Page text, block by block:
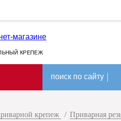
КРЕПЕЖ
поиск по сайту
крепеж / Приварная